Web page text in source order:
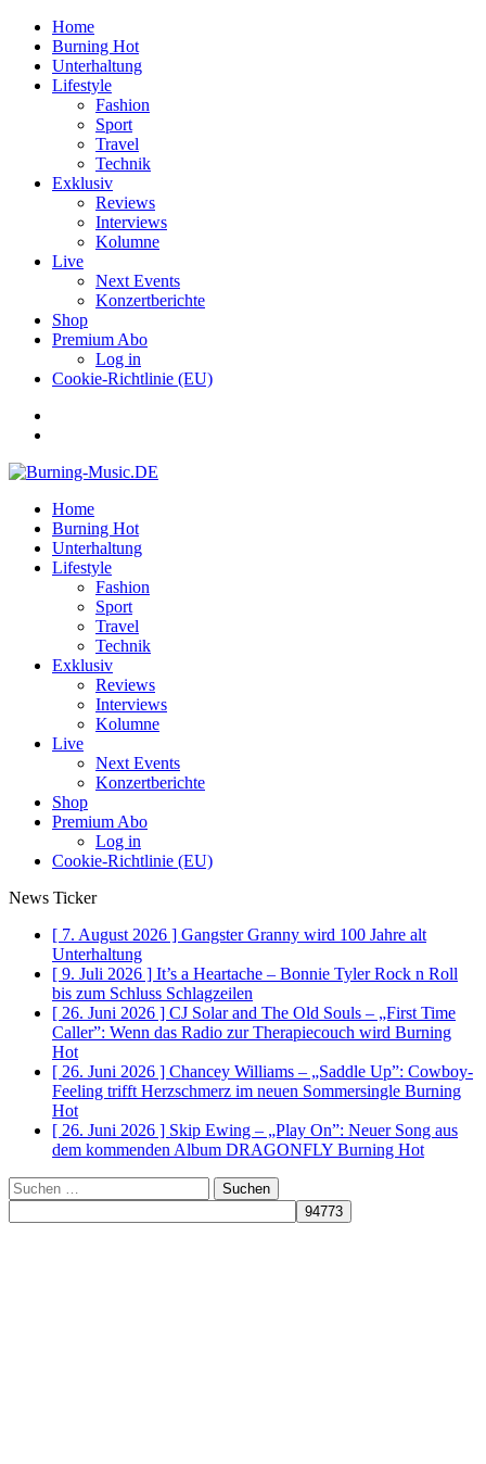
Home
Burning Hot
Unterhaltung
Lifestyle
Fashion
Sport
Travel
Technik
Exklusiv
Reviews
Interviews
Kolumne
Live
Next Events
Konzertberichte
Shop
Premium Abo
Log in
Cookie-Richtlinie (EU)
Home
Burning Hot
Unterhaltung
Lifestyle
Fashion
Sport
Travel
Technik
Exklusiv
Reviews
Interviews
Kolumne
Live
Next Events
Konzertberichte
Shop
Premium Abo
Log in
Cookie-Richtlinie (EU)
News Ticker
[ 7. August 2026 ] Gangster Granny wird 100 Jahre alt
Unterhaltung
[ 9. Juli 2026 ] It’s a Heartache – Bonnie Tyler Rock n Roll
bis zum Schluss Schlagzeilen
[ 26. Juni 2026 ] CJ Solar and The Old Souls – „First Time
Caller”: Wenn das Radio zur Therapiecouch wird Burning
Hot
[ 26. Juni 2026 ] Chancey Williams – „Saddle Up”: Cowboy-
Feeling trifft Herzschmerz im neuen Sommersingle Burning
Hot
[ 26. Juni 2026 ] Skip Ewing – „Play On”: Neuer Song aus
dem kommenden Album DRAGONFLY Burning Hot
Suchen
nach: